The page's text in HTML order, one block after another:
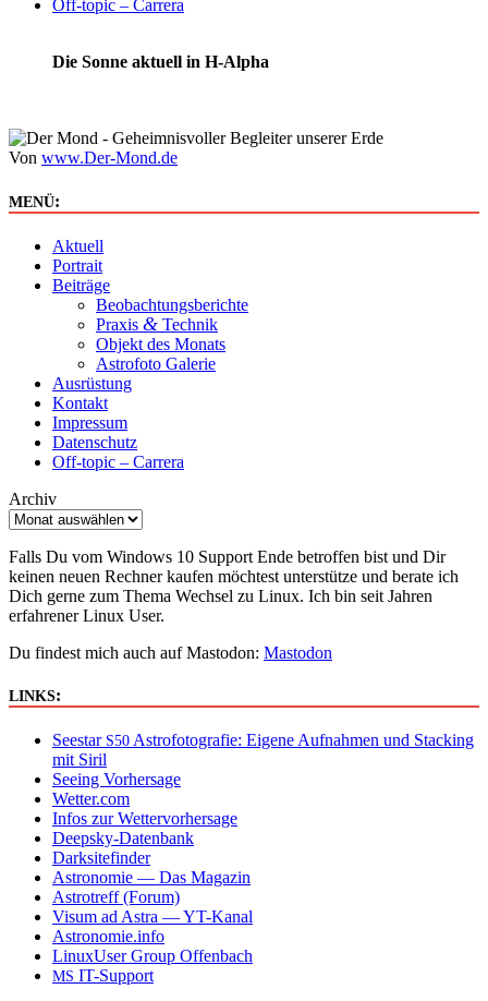
Off-topic – Carrera
Die Sonne aktuell in H-Alpha
Von www.Der-Mond.de
MENÜ:
Aktuell
Portrait
Beiträge
Beobachtungsberichte
Praxis & Technik
Objekt des Monats
Astrofoto Galerie
Ausrüstung
Kontakt
Impressum
Datenschutz
Off-topic – Carrera
Archiv
Falls Du vom Windows 10 Support Ende betroffen bist und Dir
keinen neuen Rechner kaufen möchtest unterstütze und berate ich
Dich gerne zum Thema Wechsel zu Linux. Ich bin seit Jahren
erfahrener Linux User.
Du findest mich auch auf Mastodon: Mastodon
LINKS:
Seestar S50Astrofotografie: Eigene Aufnahmen und Stacking
mit Siril
Seeing Vorhersage
Wetter.com
Infos zur Wettervorhersage
Deepsky-Datenbank
Darksitefinder
Astronomie — Das Magazin
Astrotreff (Forum)
Visum ad Astra — YT-Kanal
Astronomie.info
LinuxUser Group Offenbach
MS IT-Support